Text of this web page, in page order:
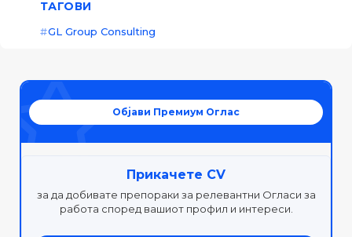
ТАГОВИ
GL Group Consulting
Објави Премиум Оглас
Прикачете CV
за да добивате препораки за релевантни Огласи за
работа според вашиот профил и интереси.